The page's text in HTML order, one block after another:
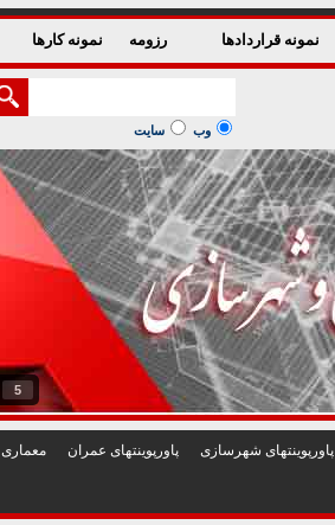
نمونه قراردادها رزومه نمونه کارها
وب سایت
5
پاورپوينتهای شهرسازی پاورپوينتهای عمران معماری